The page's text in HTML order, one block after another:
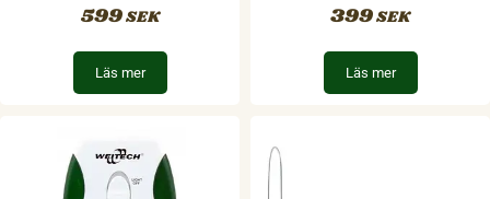
599SEK
Läs mer
399SEK
Läs mer